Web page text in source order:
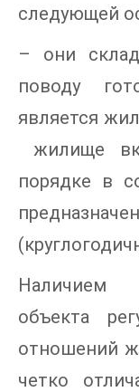
следующей
– они
поводу
является
жилище
порядке в
Наличием
объекта
отношений
четко